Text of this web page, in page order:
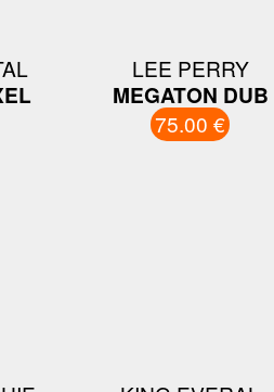
LEE PERRY
MEGATON DUB
75.00 €